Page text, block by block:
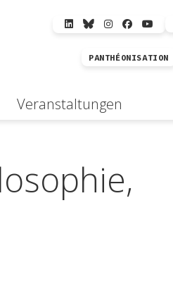
PANTHÉONISATION
Veranstaltungen